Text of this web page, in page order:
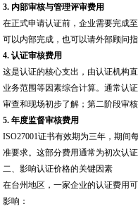
3. 内部审核与管理评审费用
在正式申请认证前，企业需要完成
可以内部完成，也可以请外部顾问
4. 认证审核费用
这是认证的核心支出，由认证机构
业务范围等因素综合计算。通常认
审查和现场初步了解；第二阶段审
5. 年度监督审核费用
ISO27001证书有效期为三年，期间
准要求。这部分费用通常为初次认
二、影响认证价格的关键因素
在台州地区，一家企业的认证费用
影响：